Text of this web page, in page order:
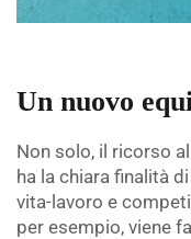
Un nuovo
Non solo, il ricorso
ha la chiara finalità
vita-lavoro e
per esempio, viene